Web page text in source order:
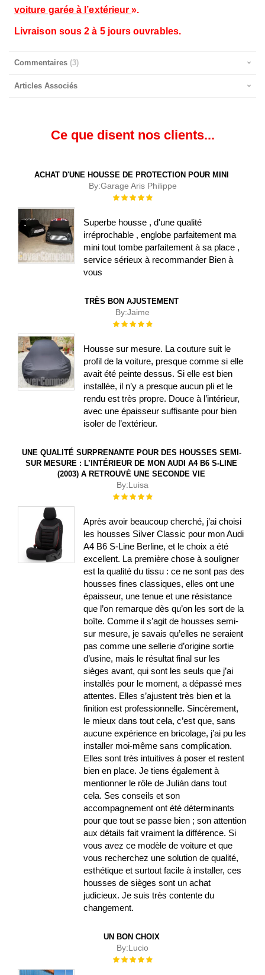
voiture garée à l’extérieur».
Livraison sous 2 à 5 jours ouvrables.
Commentaires 3
Articles Associés
Ce que disent nos clients...
ACHAT D'UNE HOUSSE DE PROTECTION POUR MINI
By:Garage Aris Philippe
Évaluation :
Superbe housse , d'une qualité
irréprochable , englobe parfaitement ma
mini tout tombe parfaitement à sa place ,
service sérieux à recommander Bien à
vous
TRÈS BON AJUSTEMENT
By:Jaime
Évaluation :
Housse sur mesure. La couture suit le
profil de la voiture, presque comme si elle
avait été peinte dessus. Si elle est bien
installée, il n’y a presque aucun pli et le
rendu est très propre. Douce à l’intérieur,
avec une épaisseur suffisante pour bien
isoler de l’extérieur.
UNE QUALITÉ SURPRENANTE POUR DES HOUSSES SEMI-
SUR MESURE : L’INTÉRIEUR DE MON AUDI A4 B6 S-LINE
(2003) A RETROUVÉ UNE SECONDE VIE
By:Luisa
Évaluation :
Après avoir beaucoup cherché, j’ai choisi
les housses Silver Classic pour mon Audi
A4 B6 S-Line Berline, et le choix a été
excellent. La première chose à souligner
est la qualité du tissu : ce ne sont pas des
housses fines classiques, elles ont une
épaisseur, une tenue et une résistance
que l’on remarque dès qu’on les sort de la
boîte. Comme il s’agit de housses semi-
sur mesure, je savais qu’elles ne seraient
pas comme une sellerie d’origine sortie
d’usine, mais le résultat final sur les
sièges avant, qui sont les seuls que j’ai
installés pour le moment, a dépassé mes
attentes. Elles s’ajustent très bien et la
finition est professionnelle. Sincèrement,
le mieux dans tout cela, c’est que, sans
aucune expérience en bricolage, j’ai pu les
installer moi-même sans complication.
Elles sont très intuitives à poser et restent
bien en place. Je tiens également à
mentionner le rôle de Julián dans tout
cela. Ses conseils et son
accompagnement ont été déterminants
pour que tout se passe bien ; son attention
aux détails fait vraiment la différence. Si
vous avez ce modèle de voiture et que
vous recherchez une solution de qualité,
esthétique et surtout facile à installer, ces
housses de sièges sont un achat
judicieux. Je suis très contente du
changement.
UN BON CHOIX
By:Lucio
Évaluation :